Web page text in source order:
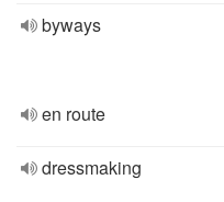
byways
en route
dressmaking